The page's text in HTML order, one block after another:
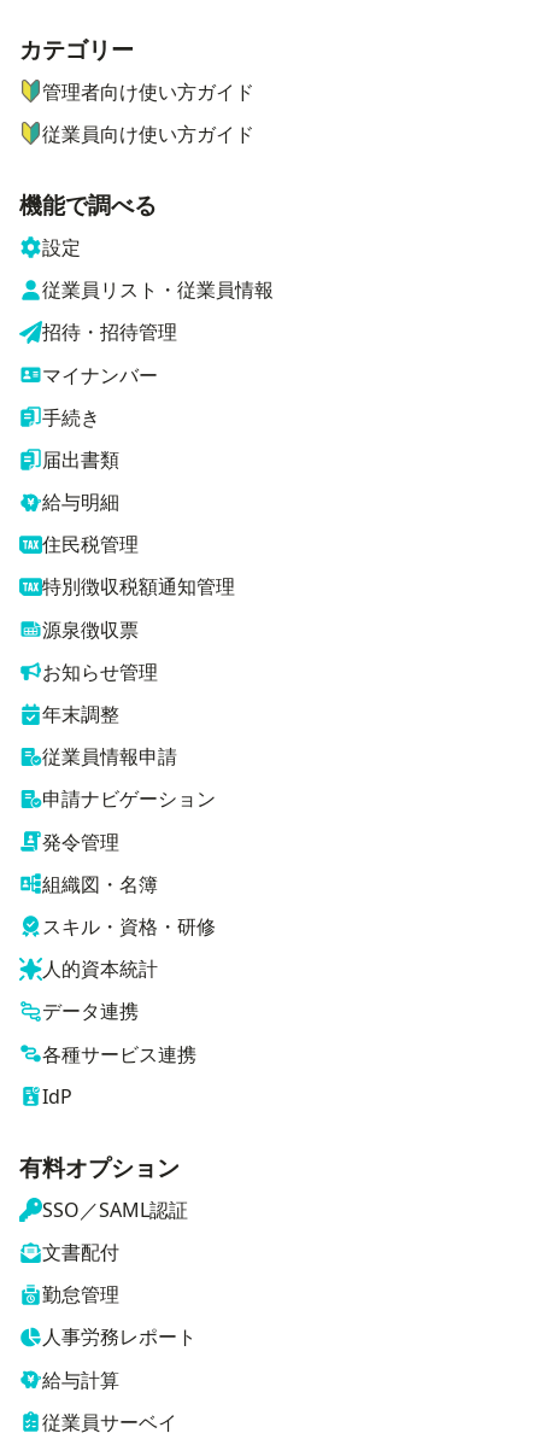
ナビゲーションメニュー
カテゴリー
管理者向け使い方ガイド
従業員向け使い方ガイド
機能で調べる
設定
従業員リスト・従業員情報
招待・招待管理
マイナンバー
手続き
届出書類
給与明細
住民税管理
特別徴収税額通知管理
源泉徴収票
お知らせ管理
年末調整
従業員情報申請
申請ナビゲーション
発令管理
組織図・名簿
スキル・資格・研修
人的資本統計
データ連携
各種サービス連携
IdP
有料オプション
SSO／SAML認証
文書配付
勤怠管理
人事労務レポート
給与計算
従業員サーベイ